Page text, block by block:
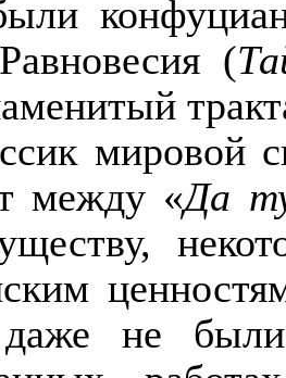
(
мировой
между «Да
даже не